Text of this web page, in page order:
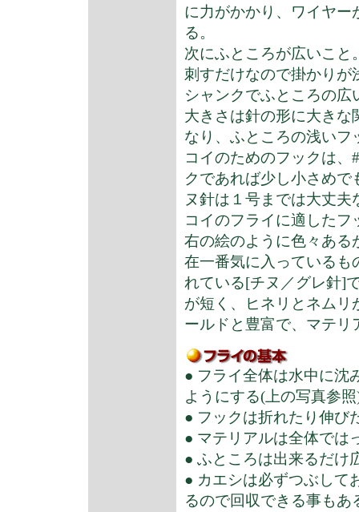
に力がかかり、ワイヤ
る。
次にふところが広いこ
刺すだけなので掛かり
シャンクでふところの広
大きさは針の形に大き
なり、ふところの浅い
コイのためのフックは
クであれば少し小さめ
ヌ針は１号までは大丈
コイのフライに適したフ
右の絵のように色々ある
在一番気に入っているも
れている[チヌ／グレ針]
が短く、ヒネリとネム
ールドと豊富で、マテ
● フライ全体は水中に沈
ようにする(上の写真参
● フックは折れたり伸び
● マテリアルは全体では
● ふところは出来るだけ
● カエシは必ずつぶして
るので回収できる事もあ